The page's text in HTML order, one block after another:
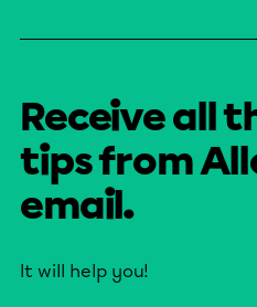
Receive all
tips from
email.
It will help you!